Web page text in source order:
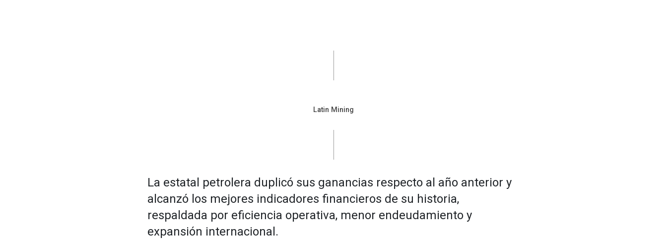
Latin Mining
La estatal petrolera duplicó sus ganancias respecto al año anterior y
alcanzó los mejores indicadores financieros de su historia,
respaldada por eficiencia operativa, menor endeudamiento y
expansión internacional.